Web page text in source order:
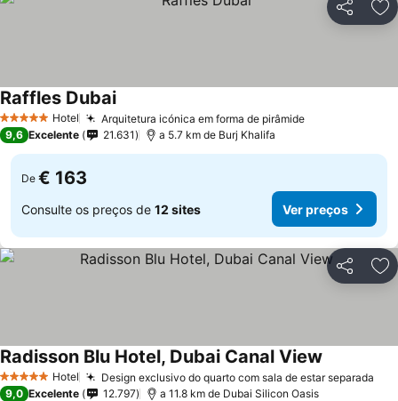
Partilhar
5 Estrelas Hotel Arquitetura icónica em forma de pirâmideVer preços
Raffles DubaiVer preços
9,6 Excelente 21.631 a 5.7 km de Burj Khalifa
De € 163
Consulte os preços de 12 sites Ver preços
Partilhar
5 Estrelas Hotel Design exclusivo do quarto com sala de estar separada
Radisson Blu Hotel, Dubai Canal View
9,0 Excelente 12.797 a 11.8 km de Dubai Silicon Oasis